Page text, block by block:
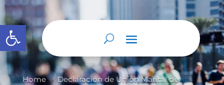
Abrir barra de herramientas
Home 9 Declaración de Unión Marital de